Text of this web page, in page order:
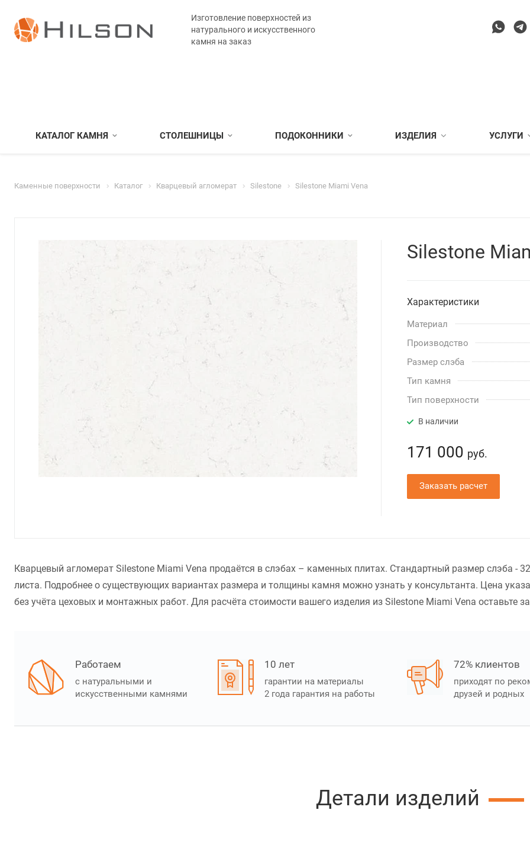
Изготовление поверхностей из
натурального и искусственного
камня на заказ
КАТАЛОГ КАМНЯ СТОЛЕШНИЦЫ ПОДОКОННИКИ ИЗДЕЛИЯ УСЛУГИ
Каменные поверхности Каталог Кварцевый агломерат Silestone Silestone Miami Vena
Silestone
Характеристики
Материал
Производство
Размер слэба
Тип камня
Тип поверхности
В наличии
171 000 руб.
Заказать расчет
Кварцевый агломерат Silestone Miami Vena продаётся в слэбах – каменных плитах. Стандартный размер слэба -
листа. Подробнее о существующих вариантах размера и толщины камня можно узнать у консультанта. Цена
без учёта цеховых и монтажных работ. Для расчёта стоимости вашего изделия из Silestone Miami Vena оставьте
Работаем
с натуральными и
искусственными камнями
10 лет
гарантии на материалы
2 года гарантия на работы
72% клиентов
приходят по
друзей и родных
Детали изделий